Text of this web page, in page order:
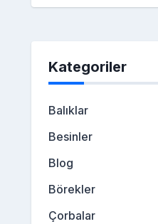
Kategoriler
Balıklar
Besinler
Blog
Börekler
Çorbalar